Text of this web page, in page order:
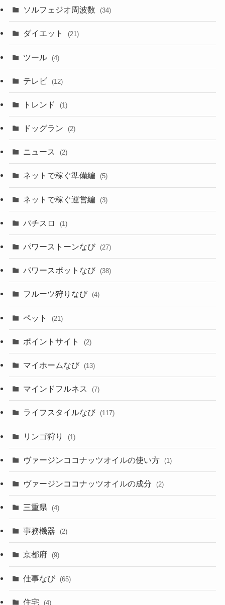
ソルフェジオ周波数 (34)
ダイエット (21)
ツール (4)
テレビ (12)
トレンド (1)
ドッグラン (2)
ニュース (2)
ネットで稼ぐ準備編 (5)
ネットで稼ぐ運営編 (3)
パチスロ (1)
パワーストーンなび (27)
パワースポットなび (38)
フルーツ狩りなび (4)
ペット (21)
ポイントサイト (2)
マイホームなび (13)
マインドフルネス (7)
ライフスタイルなび (117)
リンゴ狩り (1)
ヴァージンココナッツオイルの使い方 (1)
ヴァージンココナッツオイルの成分 (2)
三重県 (4)
事務機器 (2)
京都府 (9)
仕事なび (65)
住宅 (4)